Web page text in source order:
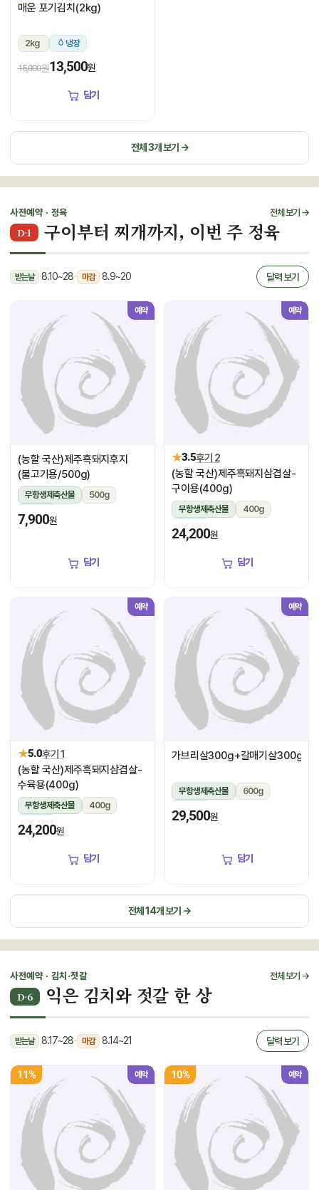
매운 포기김치(2kg)
2kg 냉장
15,000원13,500원
담기
전체 3개 보기 →
사전예약 · 정육 전체 보기 →
D-1 구이부터 찌개까지, 이번 주 정육
받는날 8.10~28· 마감 8.9~20 달력 보기
예약
(농할 국산)제주흑돼지후지
(불고기용/500g)
무항생제축산물
500g
냉장
7,900원
담기
예약
★3.5후기 2
(농할 국산)제주흑돼지삼겹살-
구이용(400g)
무항생제축산물
400g
냉장
24,200원
담기
예약
★5.0후기 1
(농할 국산)제주흑돼지삼겹살-
수육용(400g)
무항생제축산물
400g
냉장
24,200원
담기
예약
가브리살300g+갈매기살300g
무항생제축산물
600g
냉장
29,500원
담기
전체 14개 보기 →
사전예약 · 김치·젓갈 전체 보기 →
D-6 익은 김치와 젓갈 한 상
받는날 8.17~28· 마감 8.14~21 달력 보기
11% 예약 10% 예약